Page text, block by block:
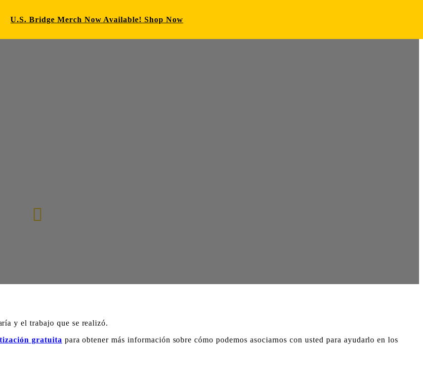
y el trabajo que se realizó.
gratuita para obtener más información sobre cómo podemos asociarnos con usted para ayudarlo en los
U.S. Bridge Merch Now Available! Shop Now